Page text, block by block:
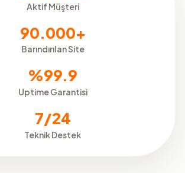
Aktif Müşteri
90.000+
Barındırılan Site
%99.9
Uptime Garantisi
7/24
Teknik Destek